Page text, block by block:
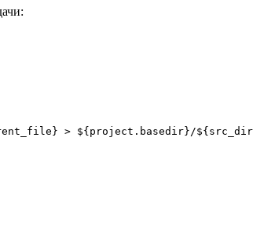
> ${project.basedir}/